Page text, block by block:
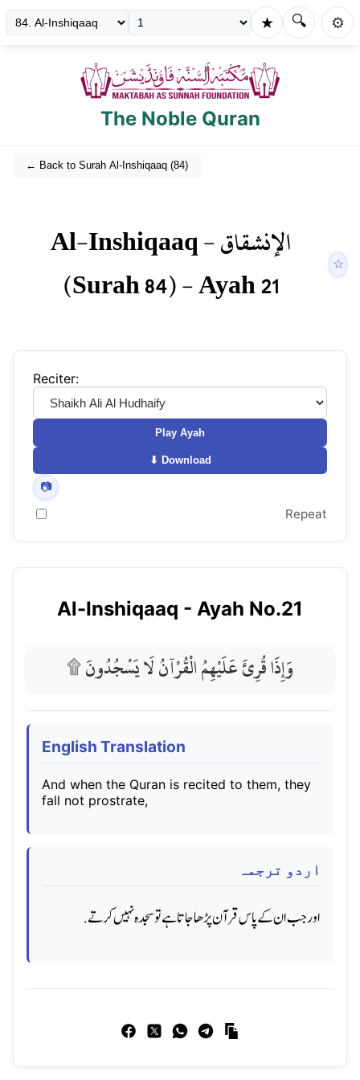
★ 🔍 ⚙️
The Noble Quran
← Back to Surah Al-Inshiqaaq (84)
Al-Inshiqaaq-الإنشقاق
(Surah84) - Ayah21
☆
Reciter:
Play Ayah
⬇ Download
📷
Repeat
Al-Inshiqaaq - Ayah No.21
وَإِذَا قُرِئَ عَلَيْهِمُ الْقُرْآنُ لَا يَسْجُدُونَ ۩
English Translation
And when the Quran is recited to them, they
fall not prostrate,
اردو ترجمہ
اور جب ان کے پاس قرآن پڑھا جاتا ہے تو سجده نہیں کرتے.